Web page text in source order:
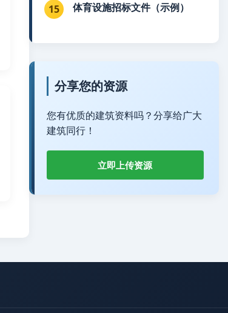
15 体育设施招标文件（示例）
分享您的资源
您有优质的建筑资料吗？分享给广大
建筑同行！
立即上传资源